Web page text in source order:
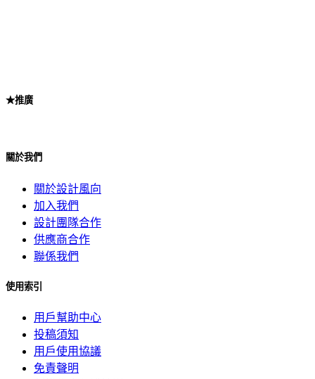
★推廣
關於我們
關於設計風向
加入我們
設計團隊合作
供應商合作
聯係我們
使用索引
用戶幫助中心
投稿須知
用戶使用協議
免責聲明